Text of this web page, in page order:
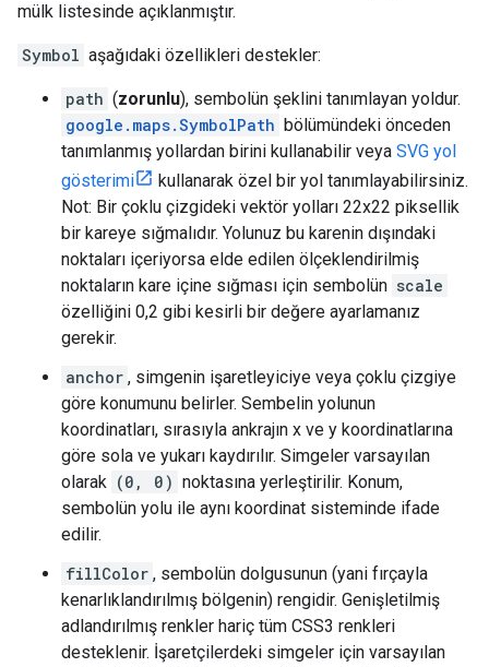
mülk listesinde açıklanmıştır.
Symbol aşağıdaki özellikleri destekler:
path (zorunlu), sembolün şeklini tanımlayan yoldur.
google.maps.SymbolPath bölümündeki önceden
tanımlanmış yollardan birini kullanabilir veya SVG yol
gösterimi
kullanarak özel bir yol tanımlayabilirsiniz.
Not: Bir çoklu çizgideki vektör yolları 22x22 piksellik
bir kareye sığmalıdır. Yolunuz bu karenin dışındaki
noktaları içeriyorsa elde edilen ölçeklendirilmiş
noktaların kare içine sığması için sembolün scale
özelliğini 0,2 gibi kesirli bir değere ayarlamanız
gerekir.
anchor , simgenin işaretleyiciye veya çoklu çizgiye
göre konumunu belirler. Sembelin yolunun
koordinatları, sırasıyla ankrajın x ve y koordinatlarına
göre sola ve yukarı kaydırılır. Simgeler varsayılan
olarak (0, 0) noktasına yerleştirilir. Konum,
sembolün yolu ile aynı koordinat sisteminde ifade
edilir.
fillColor , sembolün dolgusunun (yani fırçayla
kenarlıklandırılmış bölgenin) rengidir. Genişletilmiş
adlandırılmış renkler hariç tüm CSS3 renkleri
desteklenir. İşaretçilerdeki simgeler için varsayılan